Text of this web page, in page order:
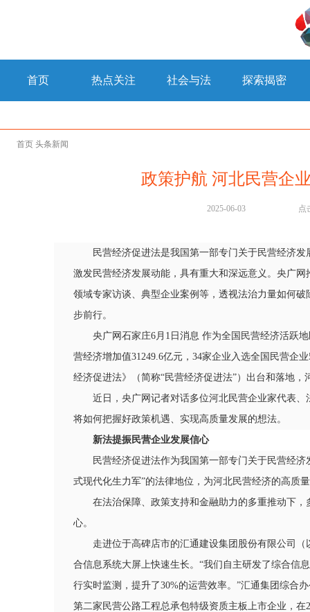
首页 热点关注 社会与法 探索揭密
首页 头条新闻
政策护航 河北民营企
2025-06-03 点
民营经济促进法是我国第一部专门关于民营经济
激发民营经济发展动能，具有重大和深远意义。央广
领域专家访谈、典型企业案例等，透视法治力量如何
步前行。
央广网石家庄6月1日消息 作为全国民营经济活跃
营经济增加值31249.6亿元，34家企业入选全国民营企
经济促进法》（简称“民营经济促进法”）出台和落地
近日，央广网记者对话多位河北民营企业家代表
将如何把握好政策机遇、实现高质量发展的想法。
新法提振民营企业发展信心
民营经济促进法作为我国第一部专门关于民营经
式现代化生力军”的法律地位，为河北民营经济的高质
在法治保障、政策支持和金融助力的多重推动下
心。
走进位于高碑店市的汇通建设集团股份有限公司
合信息系统大屏上快速生长。“我们自主研发了综合信
行实时监测，提升了30%的运营效率。”汇通集团综合
第二家民营公路工程总承包特级资质主板上市企业，